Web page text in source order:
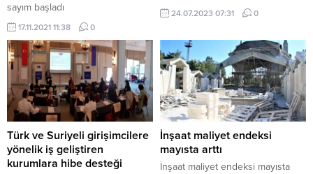
sayım başladı
17.11.2021 11:38 0
24.07.2023 07:31 0
Türk ve Suriyeli girişimcilere
yönelik iş geliştiren
kurumlara hibe desteği
İnşaat maliyet endeksi
mayısta arttı
İnşaat maliyet endeksi mayısta